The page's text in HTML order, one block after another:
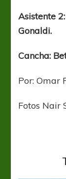
Asistente
Gonaldi.
Cancha:
Por: Omar
Fotos Nair